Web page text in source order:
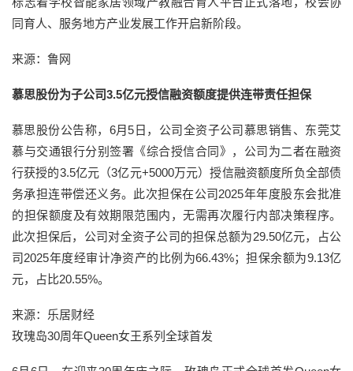
同育人、服务地方产业发展工作开启新阶段。
来源：鲁网
慕思股份为子公司3.5亿元授信融资额度提供连带责任担保
慕思股份公告称，6月5日，公司全资子公司慕思销售、东莞艾
慕与交通银行分别签署《综合授信合同》，公司为二者在融资
行获授的3.5亿元（3亿元+5000万元）授信融资额度所负全部债
务承担连带偿还义务。此次担保在公司2025年年度股东会批准
的担保额度及有效期限范围内，无需再次履行内部决策程序。
此次担保后，公司对全资子公司的担保总额为29.50亿元，占公
司2025年度经审计净资产的比例为66.43%；担保余额为9.13亿
元，占比20.55%。
来源：乐居财经
玫瑰岛30周年Queen女王系列全球首发